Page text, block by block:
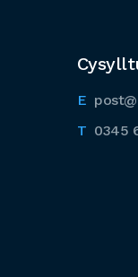
0345